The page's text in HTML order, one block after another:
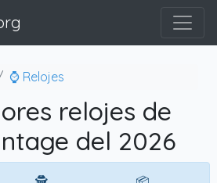
⌚ Relojes
relojes de
del 2026